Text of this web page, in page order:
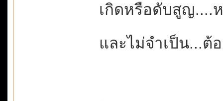
เกิดหรือดับสูญ....
และไม่จำเป็น...ต้